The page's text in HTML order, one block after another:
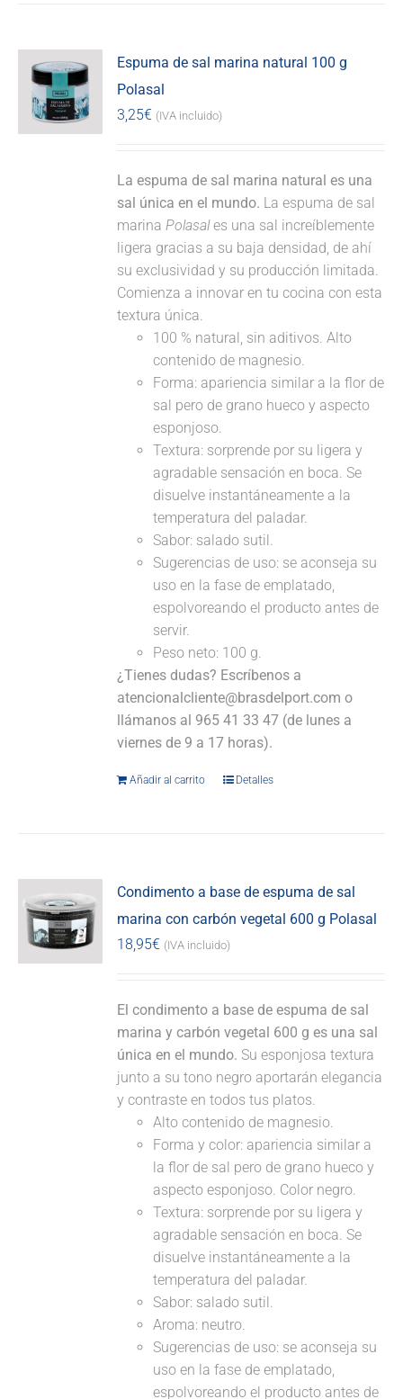
Espuma de sal marina natural 100 g
Polasal
3,25€ (IVA incluido)
La espuma de sal marina natural es una
sal única en el mundo. La espuma de sal
marinaPolasales una sal increíblemente
ligera gracias a su baja densidad, de ahí
su exclusividad y su producción limitada.
Comienza a innovar en tu cocina con esta
textura única.
100 % natural, sin aditivos. Alto
contenido de magnesio.
Forma: apariencia similar a la flor de
sal pero de grano hueco y aspecto
esponjoso.
Textura: sorprende por su ligera y
agradable sensación en boca. Se
disuelve instantáneamente a la
temperatura del paladar.
Sabor: salado sutil.
Sugerencias de uso: se aconseja su
uso en la fase de emplatado,
espolvoreando el producto antes de
servir.
Peso neto: 100 g.
¿Tienes dudas? Escríbenos a
atencionalcliente@brasdelport.com o
llámanos al 965 41 33 47 (de lunes a
viernes de 9 a 17 horas).
Añadir al carrito Detalles
Condimento a base de espuma de sal
marina con carbón vegetal 600 g Polasal
18,95€ (IVA incluido)
El condimento a base de espuma de sal
marina y carbón vegetal 600 g es una sal
única en el mundo. Su esponjosa textura
junto a su tono negro aportarán elegancia
y contraste en todos tus platos.
Alto contenido de magnesio.
Forma y color: apariencia similar a
la flor de sal pero de grano hueco y
aspecto esponjoso. Color negro.
Textura: sorprende por su ligera y
agradable sensación en boca. Se
disuelve instantáneamente a la
temperatura del paladar.
Sabor: salado sutil.
Aroma: neutro.
Sugerencias de uso: se aconseja su
uso en la fase de emplatado,
espolvoreando el producto antes de